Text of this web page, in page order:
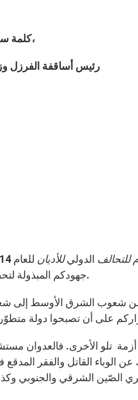
كلمة،
رئيس أساقفة الفرزل
للتحالف الدوليللأديان
جهودكم المبذولة لتحقيق السلام والعدالة في عالمٍ مضطربٍ كهذا.
شعوب الشرق الأوسط إلى شعب
أزمة تلو الأخرى. فالعدوان
الوباء القاتل والفقر
الصّين الشرقي والجنوبي